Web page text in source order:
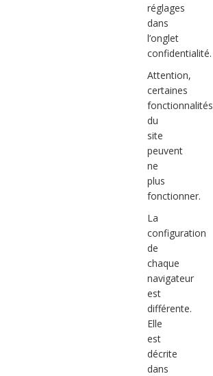
réglages
dans
l’onglet
confidentialité.
Attention,
certaines
fonctionnalités
du
site
peuvent
ne
plus
fonctionner.
La
configuration
de
chaque
navigateur
est
différente.
Elle
est
décrite
dans